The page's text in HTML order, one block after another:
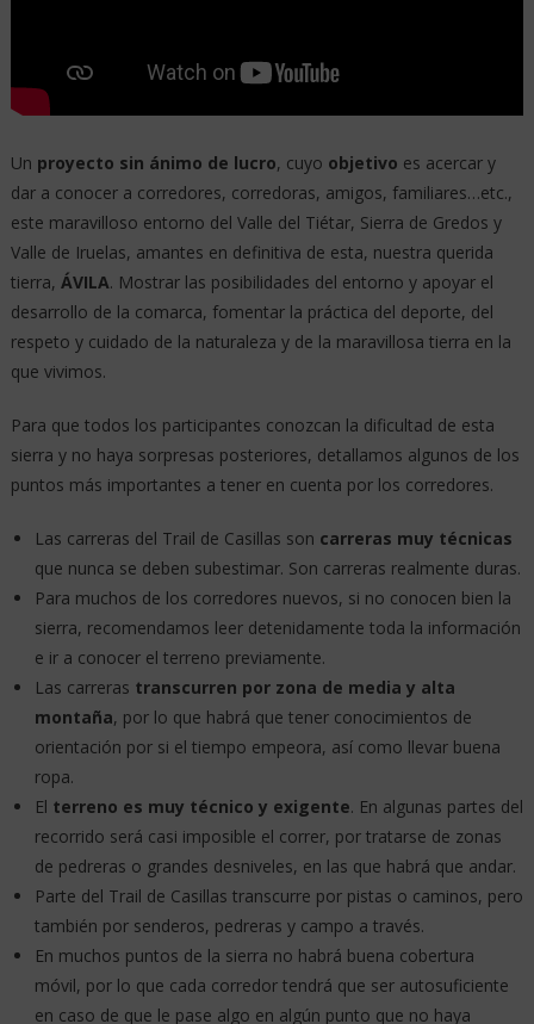
Un proyecto sin ánimo de lucro, cuyo objetivo es acercar y
dar a conocer a corredores, corredoras, amigos, familiares…etc.,
este maravilloso entorno del Valle del Tiétar, Sierra de Gredos y
Valle de Iruelas, amantes en definitiva de esta, nuestra querida
tierra, ÁVILA. Mostrar las posibilidades del entorno y apoyar el
desarrollo de la comarca, fomentar la práctica del deporte, del
respeto y cuidado de la naturaleza y de la maravillosa tierra en la
que vivimos.
Para que todos los participantes conozcan la dificultad de esta
sierra y no haya sorpresas posteriores, detallamos algunos de los
puntos más importantes a tener en cuenta por los corredores.
Las carreras del Trail de Casillas son carreras muy técnicas
que nunca se deben subestimar. Son carreras realmente duras.
Para muchos de los corredores nuevos, si no conocen bien la
sierra, recomendamos leer detenidamente toda la información
e ir a conocer el terreno previamente.
Las carreras transcurren por zona de media y alta
montaña, por lo que habrá que tener conocimientos de
orientación por si el tiempo empeora, así como llevar buena
ropa.
El terreno es muy técnico y exigente. En algunas partes del
recorrido será casi imposible el correr, por tratarse de zonas
de pedreras o grandes desniveles, en las que habrá que andar.
Parte del Trail de Casillas transcurre por pistas o caminos, pero
también por senderos, pedreras y campo a través.
En muchos puntos de la sierra no habrá buena cobertura
móvil, por lo que cada corredor tendrá que ser autosuficiente
en caso de que le pase algo en algún punto que no haya